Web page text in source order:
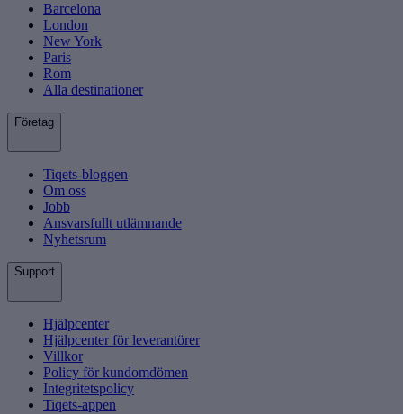
Barcelona
London
New York
Paris
Rom
Alla destinationer
Företag
Tiqets-bloggen
Om oss
Jobb
Ansvarsfullt utlämnande
Nyhetsrum
Support
Hjälpcenter
Hjälpcenter för leverantörer
Villkor
Policy för kundomdömen
Integritetspolicy
Tiqets-appen